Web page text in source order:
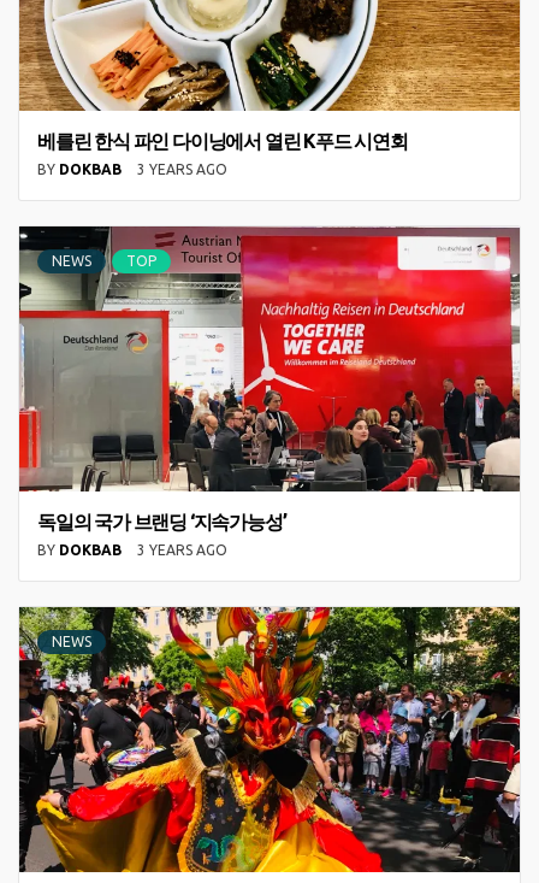
베를린 한식 파인 다이닝에서 열린 K푸드 시연회
BY DOKBAB 3 YEARS AGO
NEWS TOP
독일의 국가 브랜딩 ‘지속가능성’
BY DOKBAB 3 YEARS AGO
NEWS